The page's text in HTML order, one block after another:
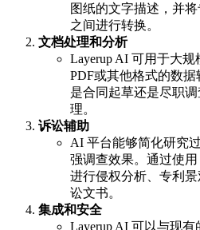
图纸的文字描述，并
之间进行转换。
文档处理和分析
Layerup AI 可用于大
PDF或其他格式的数
是合同起草还是尽职
理。
诉讼辅助
AI 平台能够简化研究
强调查效果。通过使
进行侵权分析、专利
讼文书。
集成和安全
Layerup AI 可以与现